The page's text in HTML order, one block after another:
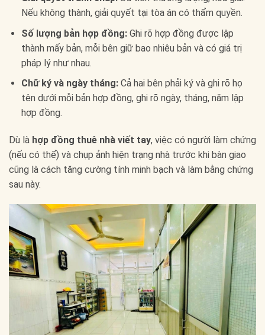
Nếu không thành, giải quyết tại tòa án có thẩm quyền.
Số lượng bản hợp đồng:Ghi rõ hợp đồng được lập
thành mấy bản, mỗi bên giữ bao nhiêu bản và có giá trị
pháp lý như nhau.
Chữ ký và ngày tháng:Cả hai bên phải ký và ghi rõ họ
tên dưới mỗi bản hợp đồng, ghi rõ ngày, tháng, năm lập
hợp đồng.
Dù là hợp đồng thuê nhà viết tay, việc có người làm chứng
(nếu có thể) và chụp ảnh hiện trạng nhà trước khi bàn giao
cũng là cách tăng cường tính minh bạch và làm bằng chứng
sau này.